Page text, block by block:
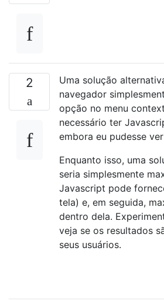
2
Uma solução
navegador
opção no menu
necessário ter
embora eu pudesse
Enquanto isso, uma
seria simplesmente
Javascript pode
tela) e, em seguida,
dentro dela.
veja se os resultados
seus usuários.